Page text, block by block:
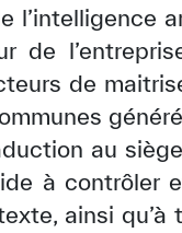
l’intelligence
de
de
au
à
ainsi